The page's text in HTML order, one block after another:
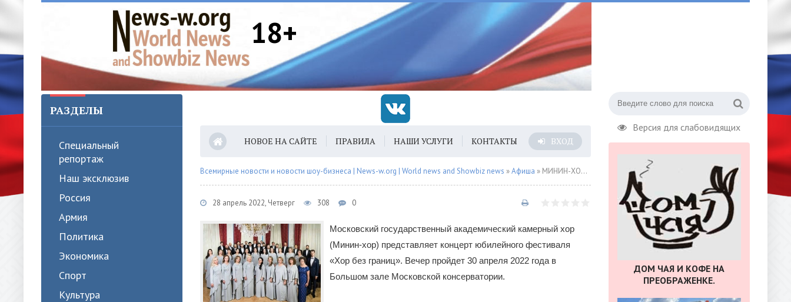
18+
Версия для слабовидящих
РАЗДЕЛЫ
Специальный
репортаж
Наш эксклюзив
Россия
Армия
Политика
Экономика
Спорт
Культура
НОВОЕ НА САЙТЕ ПРАВИЛА НАШИ УСЛУГИ КОНТАКТЫ ВХОД
Всемирные новости и новости шоу-бизнеса | News-w.org | World news and Showbiz news »Афиша » МИНИН-ХОР: ПЕРВЫЙ КОНЦЕРТ ВТОРОГО ПЯТИДЕСЯТИЛЕТИЯ
28 апрель 2022, Четверг 308 0
Московский государственный академический камерный хор
(Минин-хор) представляет концерт юбилейного фестиваля
«Хор без границ». Вечер пройдет 30 апреля 2022 года в
Большом зале Московской консерватории.
ДОМ ЧАЯ И КОФЕ НА
ПРЕОБРАЖЕНКЕ.